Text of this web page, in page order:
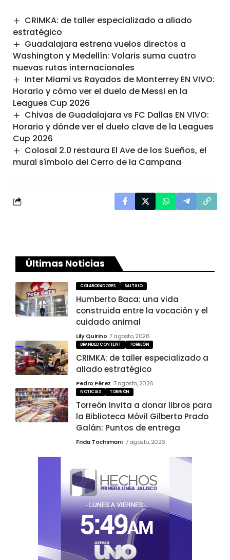
CRIMKA: de taller especializado a aliado
estratégico
Guadalajara estrena vuelos directos a
Washington y Medellín: Volaris suma cuatro
nuevas rutas internacionales
Inter Miami vs Rayados de Monterrey EN VIVO:
Horario y cómo ver el duelo de Messi en la
Leagues Cup 2026
Chivas de Guadalajara vs FC Dallas EN VIVO:
Horario y dónde ver el duelo clave de la Leagues
Cup 2026
Colosal 2.0 restaura El Ave de los Sueños, el
mural símbolo del Cerro de la Campana
Últimas Noticias
COLABORADORES SALTILLO
Humberto Baca: una vida
construida entre la vocación y el
cuidado animal
Lily Quirino 7 agosto, 2026
BRANDED CONTENT TORREÓN
CRIMKA: de taller especializado a
aliado estratégico
Pedro Pérez 7 agosto, 2026
NOTICIAS TORREÓN
Torreón invita a donar libros para
la Biblioteca Móvil Gilberto Prado
Galán: Puntos de entrega
Frida Tochimani 7 agosto, 2026